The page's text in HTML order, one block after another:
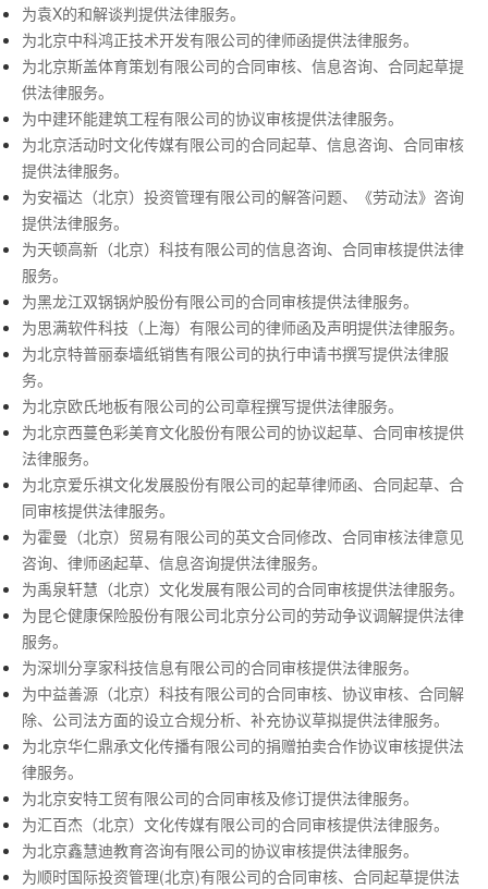
为袁X的和解谈判提供法律服务。
为北京中科鸿正技术开发有限公司的律师函提供法律服务。
为北京斯盖体育策划有限公司的合同审核、信息咨询、合同起草提
供法律服务。
为中建环能建筑工程有限公司的协议审核提供法律服务。
为北京活动时文化传媒有限公司的合同起草、信息咨询、合同审核
提供法律服务。
为安福达（北京）投资管理有限公司的解答问题、《劳动法》咨询
提供法律服务。
为天顿高新（北京）科技有限公司的信息咨询、合同审核提供法律
服务。
为黑龙江双锅锅炉股份有限公司的合同审核提供法律服务。
为思满软件科技（上海）有限公司的律师函及声明提供法律服务。
为北京特普丽泰墙纸销售有限公司的执行申请书撰写提供法律服
务。
为北京欧氏地板有限公司的公司章程撰写提供法律服务。
为北京西蔓色彩美育文化股份有限公司的协议起草、合同审核提供
法律服务。
为北京爱乐祺文化发展股份有限公司的起草律师函、合同起草、合
同审核提供法律服务。
为霍曼（北京）贸易有限公司的英文合同修改、合同审核法律意见
咨询、律师函起草、信息咨询提供法律服务。
为禹泉轩慧（北京）文化发展有限公司的合同审核提供法律服务。
为昆仑健康保险股份有限公司北京分公司的劳动争议调解提供法律
服务。
为深圳分享家科技信息有限公司的合同审核提供法律服务。
为中益善源（北京）科技有限公司的合同审核、协议审核、合同解
除、公司法方面的设立合规分析、补充协议草拟提供法律服务。
为北京华仁鼎承文化传播有限公司的捐赠拍卖合作协议审核提供法
律服务。
为北京安特工贸有限公司的合同审核及修订提供法律服务。
为汇百杰（北京）文化传媒有限公司的合同审核提供法律服务。
为北京鑫慧迪教育咨询有限公司的协议审核提供法律服务。
为顺时国际投资管理(北京)有限公司的合同审核、合同起草提供法